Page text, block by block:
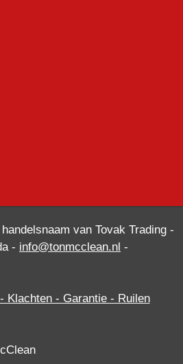
van Tovak Trading -
- info@tonmcclean.nl -
Klachten - Garantie - Ruilen